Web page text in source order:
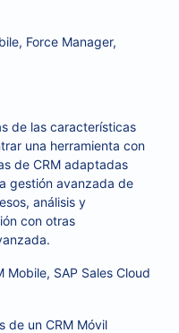
Force Manager,
de las características
una herramienta con
de CRM adaptadas
gestión avanzada de
análisis y
con otras
Mobile, SAP Sales Cloud
de un CRM Móvil